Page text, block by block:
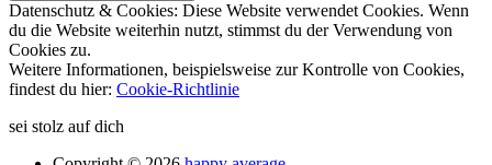
Datenschutz & Cookies: Diese Website verwendet Cookies. Wenn
du die Website weiterhin nutzt, stimmst du der Verwendung von
Cookies zu.
Weitere Informationen, beispielsweise zur Kontrolle von Cookies,
findest du hier: Cookie-Richtlinie
sei stolz auf dich